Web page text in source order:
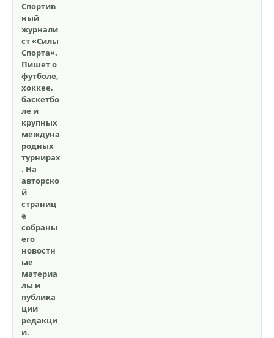
Спортив
ный
журнали
ст «Силы
Спорта».
Пишет о
футболе,
хоккее,
баскетбо
ле и
крупных
междуна
родных
турнирах
. На
авторско
й
страниц
е
собраны
его
новостн
ые
материа
лы и
публика
ции
редакци
и.